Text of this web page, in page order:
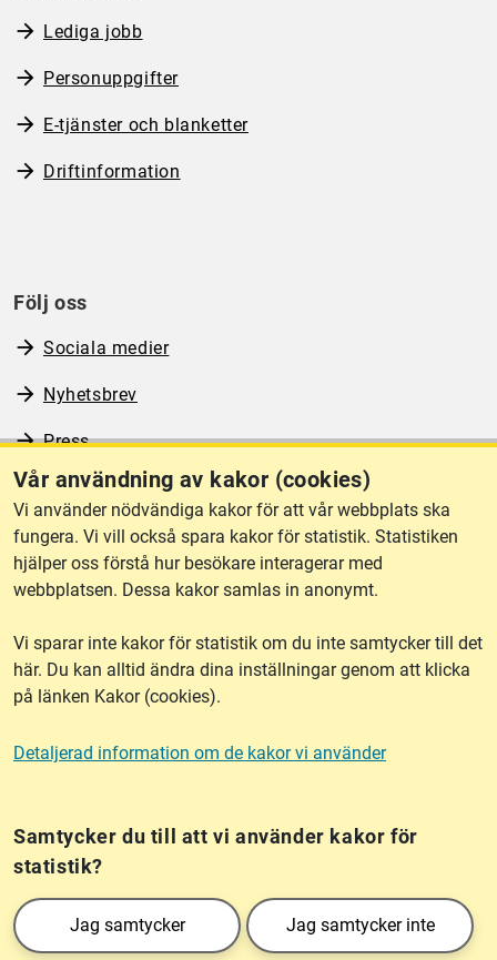
Vår användning av kakor (cookies)
Vi använder nödvändiga kakor för att vår webbplats ska
fungera. Vi vill också spara kakor för statistik. Statistiken
hjälper oss förstå hur besökare interagerar med
webbplatsen. Dessa kakor samlas in anonymt.
Vi sparar inte kakor för statistik om du inte samtycker till det
här. Du kan alltid ändra dina inställningar genom att klicka
på länken Kakor (cookies).
Detaljerad information om de kakor vi använder
Samtycker du till att vi använder kakor för
statistik?
Jag samtycker Jag samtycker inte
Lediga jobb
Personuppgifter
E-tjänster och blanketter
Driftinformation
Följ oss
Sociala medier
Nyhetsbrev
Press
RSS
Om webbplatsen
Tillgänglighet
Other languages
Kakor (cookies)
Lantmäteriet är den myndighet som kartlägger Sverige. Till våra uppgifter hör
också att registrera och säkra ägandet av alla fastigheter samt hantera deras